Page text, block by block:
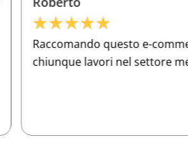
e-commerce a
settore meccanico!
la